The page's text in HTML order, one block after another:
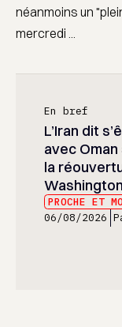
néanmoins un
mercredi ...
En bref
L’Iran dit
avec
la
Washington
PROCHE ET
06/08/2026